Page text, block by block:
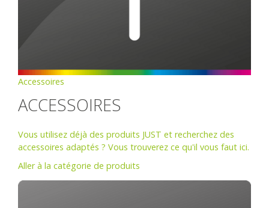
Accessoires
ACCESSOIRES
Vous utilisez déjà des produits JUST et recherchez des
accessoires adaptés ? Vous trouverez ce qu'il vous faut ici.
Aller à la catégorie de produits